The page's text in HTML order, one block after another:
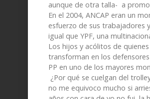
aunque de otra talla- a
En el 2004, ANCAP eran un
esfuerzo de sus trabajadores
igual que YPF, una
Los hijos y acólitos de
transforman en los
PP en uno de los mayores
¿Por qué se cuelgan del
no me equivoco mucho si